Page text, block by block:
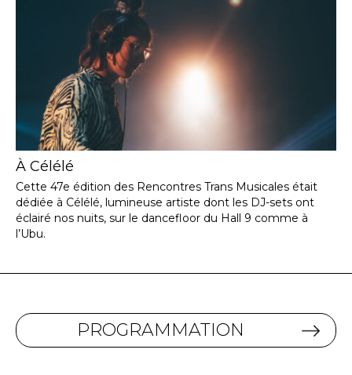
À Célélé
Cette 47e édition des Rencontres Trans Musicales était
dédiée à Célélé, lumineuse artiste dont les DJ-sets ont
éclairé nos nuits, sur le dancefloor du Hall 9 comme à
l’Ubu.
PROGRAMMATION